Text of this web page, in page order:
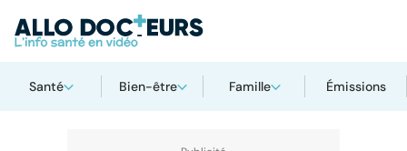
Santé Bien-être Famille Émissions